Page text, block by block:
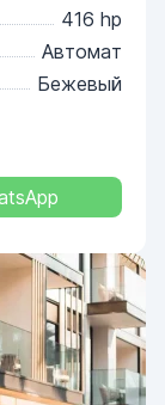
416 hp
Автомат
Бежевый